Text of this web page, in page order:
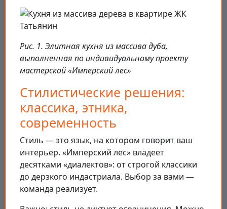
Рис. 1. Элитная кухня из массива дуба,
выполненная по индивидуальному проекту
мастерской «Имперский лес»
Стилистические решения:
классика, этника,
современность
Стиль — это язык, на котором говорит ваш
интерьер. «Имперский лес» владеет
десятками «диалектов»: от строгой классики
до дерзкого индастриала. Выбор за вами —
команда реализует.